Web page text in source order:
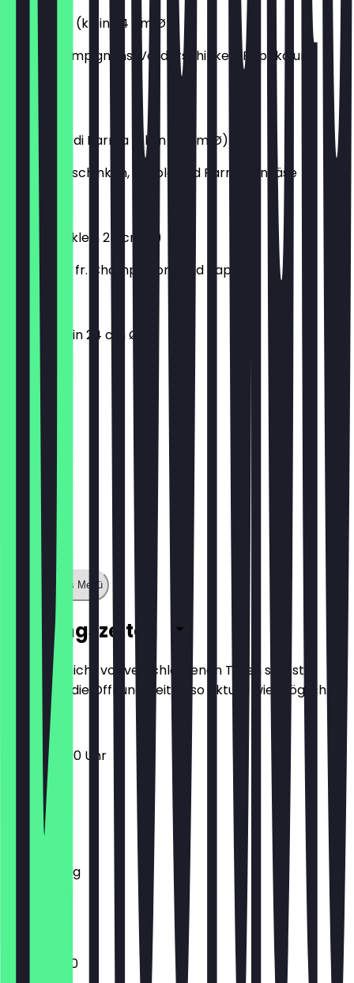
4 Stagione (klein 24 cm Ø)
mit fr. Champignons, Vorderschinken, Paprika und
Prosciutto di Parma (klein 24 cm Ø)
mit Parmaschinken, Rucola und Parmesankäse
Tricolore (klein 24 cm Ø)
mit Spinat, fr. Champignons und Paprika
Tonno (klein 24 cm Ø)
Zeige ganzes Menü
Öffnungszeiten
Damit du nicht vor verschlossenen Türen stehst,
halten wir die Öffnungszeiten so aktuell wie möglich.
12:00 - 22:00 Uhr
Montag
Dienstag
Donnerstag
11:00 - 22:00